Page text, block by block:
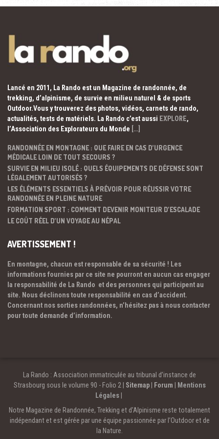
Lancé en 2011, La Rando est un Magazine de randonnée, de
trekking, d’alpinisme, de survie en milieu naturel & de sports
Outdoor.Vous y trouverez des photos, vidéos, carnets de rando,
actualités, tests de matériels. La Rando c’est aussi EXPLORE,
l’Association des Explorateurs du Monde […]
RANDONNÉE EN MONTAGNE : QUE FAIRE EN CAS D’URGENCE
MÉDICALE LOIN DE TOUT SECOURS ?
SURVIE EN MILIEU ISOLÉ : QUELS ÉQUIPEMENTS DE DÉFENSE SONT
LÉGALEMENT AUTORISÉS ?
LES ÉLÉMENTS ESSENTIELS À PRÉVOIR POUR RÉUSSIR VOTRE
RANDONNÉE EN PLEINE NATURE
FORMATION SPORT : COMMENT DEVENIR MONITEUR D’ESCALADE
LE COÛT RÉEL D’UN VOYAGE AU NÉPAL
AVERTISSEMENT !
En montagne, chacun est responsable de sa sécurité ! Les
informations fournies par ce site ne pourront en aucun cas engager
la responsabilité de La Rando et des personnes qui participent au
site. Nous déclinons toute responsabilité en cas d’accident.
Concernant nos sorties randonnées, n’hésitez pas à nous contacter
pour toute demande d’information.
La Rando : Association immatriculée au tribunal d’instance de
Strasbourg sous le volume 90 - Folio 2 | Sitemap| Forum
Mentions
Légales
Notre Magazine de Randonnée, Trekking et d'Alpinisme reste totalement
indépendant et est gérée par une équipe passionnée par l’Outdoor et de
la Nature.